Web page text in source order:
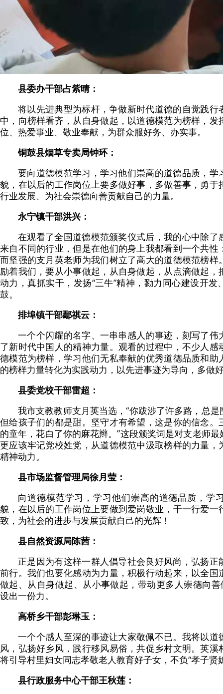
县委办干部占紫晴：
将以先进典型为标杆，争做新时代道德的自觉践行
中，向榜样看齐，从自身做起，以道德模范为榜样，发
位、热爱事业、敬业奉献，为群众服好务、办实事。
铜鼓县烟草专卖局钟环：
要向道德模范学习，学习他们崇高的道德品质，学
貌，在以后的工作岗位上要多做好事，多做善事，勇于
行业发展、为社会崇德向善贡献自己的力量。
永宁镇干部洪兴：
在观看了全国道德模范颁奖仪式后，我的心中除了
来自不同的行业，但是在他们的身上我都看到一个共性
而坚强的支月英老师为我们树立了高大的道德模范榜样
励着我们，要从小事做起，从自身做起，从点滴做起，
动力，真抓实干，发扬“三牛”精神，勠力同心建设开
鼓。
排埠镇干部鄢祺云：
一个个闪耀的名字、一串串感人的事迹，刻写了伟
了新时代中国人的精神力量。观看的过程中，不少人感
德模范为榜样，学习他们无私奉献的优秀道德品质和助
的榜样力量转化为实践动力，以先进事迹为导向，多做
县委党校干部雷超：
我市支教教师支月英当选，“你跋涉了许多路，总
但给孩子们的都是甜。坚守才有希望，这是你的信念。
的童年，花白了你的麻花辫。”这段颁奖词是对支老师
更应该牢记党校姓党，从道德模范中汲取榜样的力量，
精神动力。
县市场监督管理局徐月莹：
向道德模范学习，学习他们崇高的道德品质，学
貌，在以后的工作岗位上要做到爱岗敬业，干一行爱一
致，为社会的进步与发展贡献自己的光辉！
县自然资源局陈茜：
正是因为有这样一群人倡导社会良好风尚，弘扬正
前行。我们也要化感动为力量，积极行动起来，以全国
做起、从自身做起、从小事做起，带动更多人崇德向善
设出一份力。
高桥乡干部彭琳玉：
一个个感人至深的事迹让大家敬佩不已。我将以道
风，弘扬好乡风，践行移风易俗，共促乡村文明。英
将引导村里妇女同志孝敬老人教育好子女，不负“孝子贤
县行政服务中心干部王秋莲：